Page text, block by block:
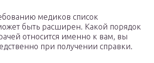
медиков список
быть расширен. Какой порядок
относится именно к вам, вы
при получении справки.